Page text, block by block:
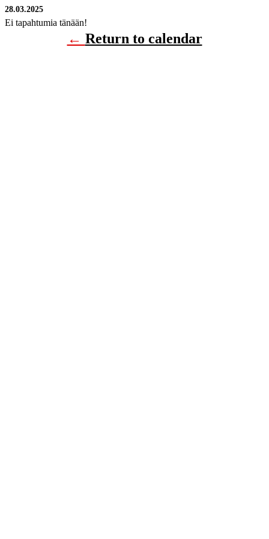
28.03.2025
Ei tapahtumia tänään!
← Return to calendar